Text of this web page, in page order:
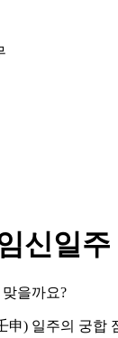
신일
을까요?
申) 일주의 궁합